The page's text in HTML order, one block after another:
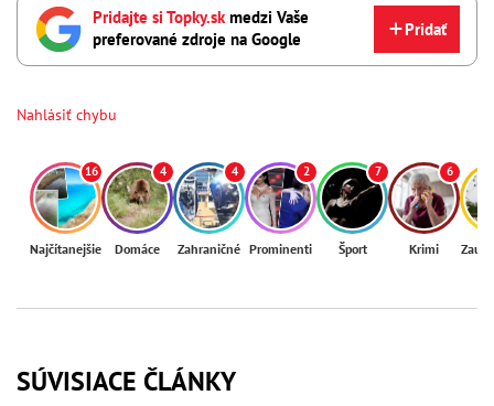
Pridajte si Topky.skmedzi Vaše
preferované zdroje na Google
Pridať
Nahlásiť chybu
16
Najčítanejšie
4
Domáce
4
Zahraničné
2
Prominenti
7
Šport
6
Krimi
SÚVISIACE ČLÁNKY